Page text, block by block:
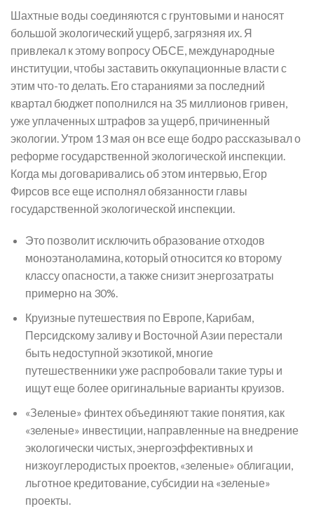
Шахтные воды соединяются с грунтовыми и наносят
большой экологический ущерб, загрязняя их. Я
привлекал к этому вопросу ОБСЕ, международные
институции, чтобы заставить оккупационные власти с
этим что-то делать. Его стараниями за последний
квартал бюджет пополнился на 35 миллионов гривен,
уже уплаченных штрафов за ущерб, причиненный
экологии. Утром 13 мая он все еще бодро рассказывал о
реформе государственной экологической инспекции.
Когда мы договаривались об этом интервью, Егор
Фирсов все еще исполнял обязанности главы
государственной экологической инспекции.
Это позволит исключить образование отходов
моноэтаноламина, который относится ко второму
классу опасности, а также снизит энергозатраты
примерно на 30%.
Круизные путешествия по Европе, Карибам,
Персидскому заливу и Восточной Азии перестали
быть недоступной экзотикой, многие
путешественники уже распробовали такие туры и
ищут еще более оригинальные варианты круизов.
«Зеленые» финтех объединяют такие понятия, как
«зеленые» инвестиции, направленные на внедрение
экологически чистых, энергоэффективных и
низкоуглеродистых проектов, «зеленые» облигации,
льготное кредитование, субсидии на «зеленые»
проекты.